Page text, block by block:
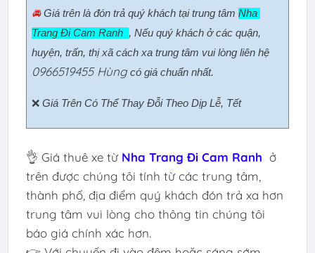
🚘 Giá trên là đón trả quý khách tại trung tâm Nha
Trang Đi Cam Ranh , Nếu quý khách ở các quận,
huyện, trấn, thị xã cách xa trung tâm vui lòng liên hệ
0966519455 Hùngcó giá chuẩn nhất.
❌ Giá Trên Có Thể Thay Đỗi Theo Dịp Lễ, Tết
👌 Giá thuê xe từ Nha Trang Đi Cam Ranh ở
trên được chúng tôi tính từ các trung tâm,
thành phố, địa điểm quý khách đón trả xa hơn
trung tâm vui lòng cho thông tin chúng tôi
báo giá chính xác hơn.